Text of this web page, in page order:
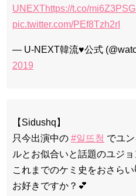
UNEXThttps://t.co/
pic.twitter.com/PEf8Tzh2rI
— U-NEXT韓流♥公式
2019
【Sidushq】
只今出演中の #일뜨청 でユ
ルとお似合いと話題のユジョ
これまでのケミ史をおさら
お好きですか？💕